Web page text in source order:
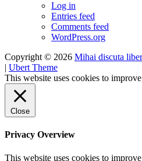
Log in
Entries feed
Comments feed
WordPress.org
Copyright © 2026 Mihai discuta liber
| Ubert Theme
This website uses cookies to
Close
Privacy Overview
This website uses cookies to